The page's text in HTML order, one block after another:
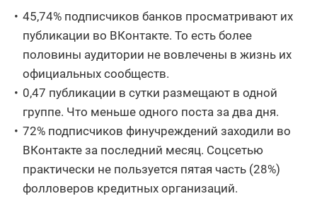
45,74% подписчиков банков просматривают их
публикации во ВКонтакте. То есть более
половины аудитории не вовлечены в жизнь их
официальных сообществ.
0,47 публикации в сутки размещают в одной
группе. Что меньше одного поста за два дня.
72% подписчиков финучреждений заходили во
ВКонтакте за последний месяц. Соцсетью
практически не пользуется пятая часть (28%)
фолловеров кредитных организаций.